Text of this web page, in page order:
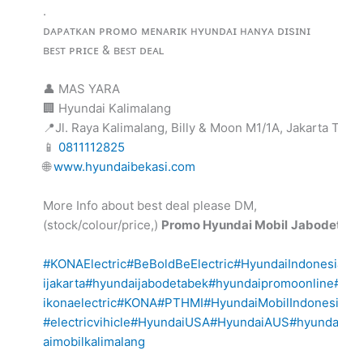
.
ᴅᴀᴘᴀᴛᴋᴀɴ ᴘʀᴏᴍᴏ ᴍᴇɴᴀʀɪᴋ ʜʏᴜɴᴅᴀɪ ʜᴀɴʏᴀ ᴅɪsɪɴɪ
ʙᴇꜱᴛ ᴘʀɪᴄᴇ & ʙᴇꜱᴛ ᴅᴇᴀʟ
👤 MAS YARA
🏢 Hyundai Kalimalang
📍Jl. Raya Kalimalang, Billy & Moon M1/1A, Jakarta
📱 0811112825
🌐www.hyundaibekasi.com
More Info about best deal please DM,
(stock/colour/price,) Promo Hyundai Mobil
#KONAElectric#BeBoldBeElectric
ijakarta#hyundaijabodetabek#hyundaipromoonline
ikonaelectric#KONA#PTHMI
#electricvihicle#HyundaiUSA#HyundaiAUS
aimobilkalimalang